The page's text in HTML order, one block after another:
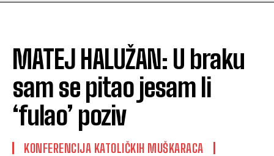
MATEJ HALUŽAN: U braku
sam se pitao jesam li
‘fulao’ poziv
KONFERENCIJA KATOLIČKIH MUŠKARACA